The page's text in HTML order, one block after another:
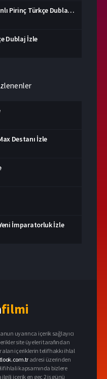
Yedi Samuray: Kanlı Pirinç Türkçe Dublaj İzle
Dublaj İzle
Destanı İzle
İmparatorluk İzle
filmi
uyarınca içerik sağlayıcı
site üyeleri tarafından
içeriklerin telif hakkı ihlal
adresi üzerinden
ihlali kapsamında bizlere
içerik en geç 2 iş günü